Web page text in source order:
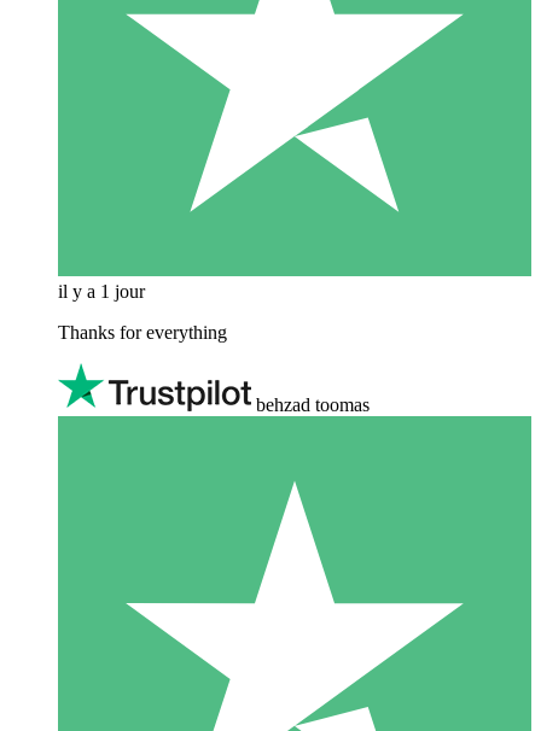
il y a 1 jour
Thanks for everything
behzad toomas